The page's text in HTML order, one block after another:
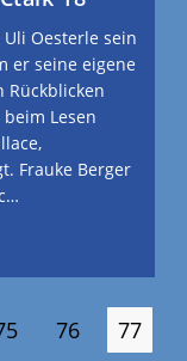
Oesterle sein
er seine eigene
Rückblicken
Lesen
Frauke Berger
76 77